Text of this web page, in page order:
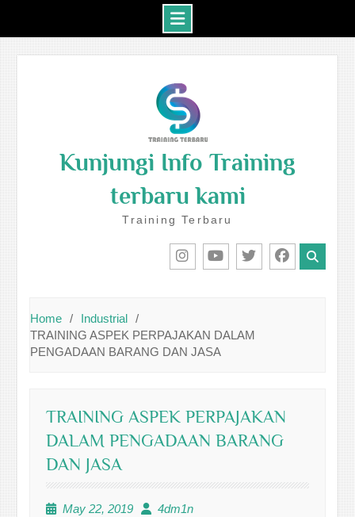
Kunjungi Info Training
terbaru kami
Training Terbaru
Home
Industrial
TRAINING ASPEK PERPAJAKAN DALAM
PENGADAAN BARANG DAN JASA
TRAINING ASPEK PERPAJAKAN
DALAM PENGADAAN BARANG
DAN JASA
May 22, 2019 4dm1n